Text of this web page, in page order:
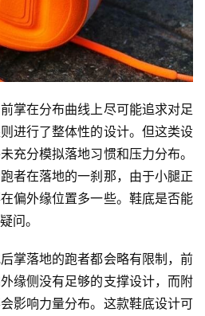
掌在分布曲线上尽可能追求对足
进行了整体性的设计。但这类设
充分模拟落地习惯和压力分布。
者在落地的一刹那，由于小腿正
偏外缘位置多一些。鞋底是否能
问。
掌落地的跑者都会略有限制，前
缘侧没有足够的支撑设计，而附
影响力量分布。这款鞋底设计可